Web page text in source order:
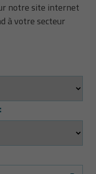
notre site internet
à votre secteur